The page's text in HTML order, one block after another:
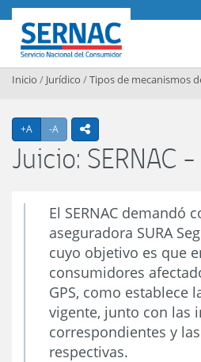
Contenido principal
SERNAC
Inicio / Jurídico /Tipos de mecanismos
+A Agrandar texto
-A Achicar textoicono
Juicio: SERNAC
El SERNAC demandó
aseguradora SURA
cuyo objetivo es que
consumidores
GPS, como establece
vigente, junto con las
correspondientes y
respectivas.